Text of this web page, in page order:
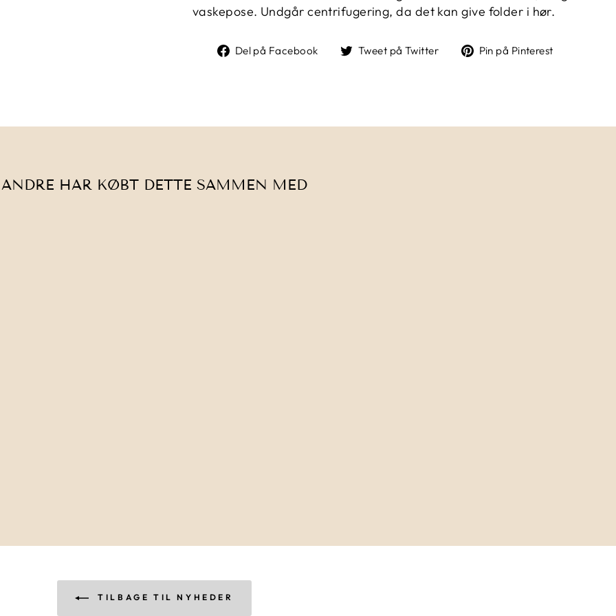
vaskepose. Undgår centrifugering, da det kan give folder i hør.
Del på Facebook
Del
Tweet på Twitter
TweetPin på Pinterest
ANDRE HAR KØBT DETTE SAMMEN MED
TILBAGE TIL NYHEDER